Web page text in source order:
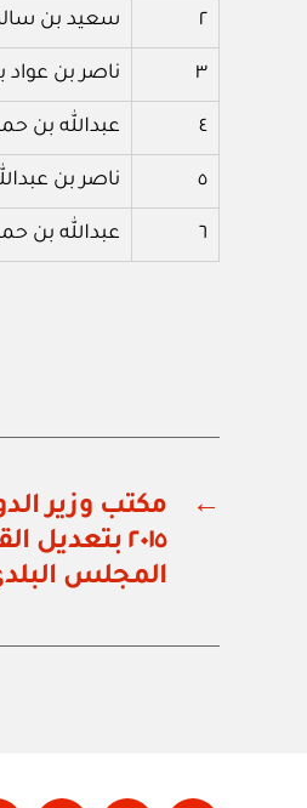
٢ سعيد بن
٣ ناصر بن عواد
٤ عبدالله بن
٥ ناصر بن
٦ عبدالله بن
←
المجلس